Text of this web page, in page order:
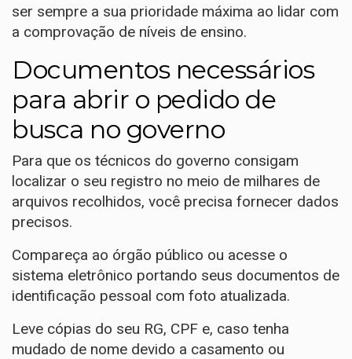
ser sempre a sua prioridade máxima ao lidar com
a comprovação de níveis de ensino.
Documentos necessários
para abrir o pedido de
busca no governo
Para que os técnicos do governo consigam
localizar o seu registro no meio de milhares de
arquivos recolhidos, você precisa fornecer dados
precisos.
Compareça ao órgão público ou acesse o
sistema eletrônico portando seus documentos de
identificação pessoal com foto atualizada.
Leve cópias do seu RG, CPF e, caso tenha
mudado de nome devido a casamento ou